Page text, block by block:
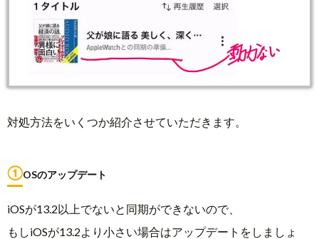
対処方法をいくつか紹介させていただきます。
①OSのアップデート
iOSが13.2以上でないと同期ができないので、
もしiOSが13.2より小さい場合はアップデートをしましょ